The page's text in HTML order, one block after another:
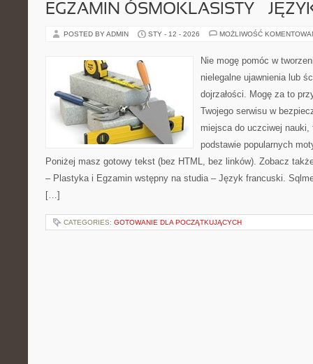
EGZAMIN ÓSMOKLASISTY –
POSTED BY ADMIN STY - 12 - 2026 MOŻLIWOŚĆ
Nie mogę pomóc w
nielegalne ujawnienia lub
dojrzałości. Mogę za to
Twojego serwisu w
miejsca do uczciwej nauki,
podstawie popularnych
Poniżej masz gotowy tekst (bez HTML, bez linków). Zobacz
– Plastyka i Egzamin wstępny na studia – Język francuski.
[…]
CATEGORIES: GOTOWANIE DLA POCZĄTKUJĄCYCH